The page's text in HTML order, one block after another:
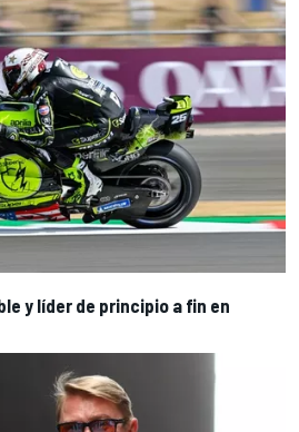
y líder de principio a fin en